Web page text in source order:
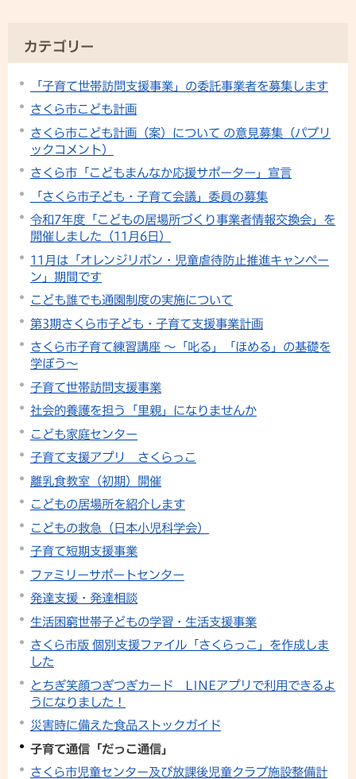
カテゴリー
「子育て世帯訪問支援事業」の委託事業者を募集します
さくら市こども計画
さくら市こども計画（案）について の意見募集（パブリ
ックコメント）
さくら市「こどもまんなか応援サポーター」宣言
「さくら市子ども・子育て会議」委員の募集
令和7年度「こどもの居場所づくり事業者情報交換会」を
開催しました（11月6日）
11月は「オレンジリボン・児童虐待防止推進キャンペー
ン」期間です
こども誰でも通園制度の実施について
第3期さくら市子ども・子育て支援事業計画
さくら市子育て練習講座 ～「叱る」「ほめる」の基礎を
学ぼう～
子育て世帯訪問支援事業
社会的養護を担う「里親」になりませんか
こども家庭センター
子育て支援アプリ さくらっこ
離乳食教室（初期）開催
こどもの居場所を紹介します
こどもの救急（日本小児科学会）
子育て短期支援事業
ファミリーサポートセンター
発達支援・発達相談
生活困窮世帯子どもの学習・生活支援事業
さくら市版 個別支援ファイル「さくらっこ」を作成しま
した
とちぎ笑顔つぎつぎカード LINEアプリで利用できるよ
うになりました！
災害時に備えた食品ストックガイド
子育て通信「だっこ通信」
さくら市児童センター及び放課後児童クラブ施設整備計